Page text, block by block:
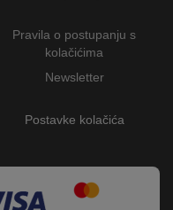
Pravila o postupanju s
kolačićima
Newsletter
Postavke kolačića